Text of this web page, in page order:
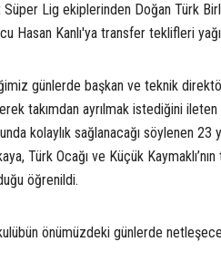
Süper Lig ekiplerinden Doğan Türk
Hasan Kanlı'ya transfer teklifleri
günlerde başkan ve teknik
takımdan ayrılmak istediğini
kolaylık sağlanacağı söylenen 23
Türk Ocağı ve Küçük
öğrenildi.
önümüzdeki günlerde